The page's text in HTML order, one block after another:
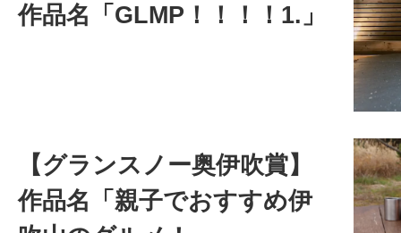
作品名「GLMP！！！！1.」
【グランスノー奥伊吹賞】
作品名「親子でおすすめ伊